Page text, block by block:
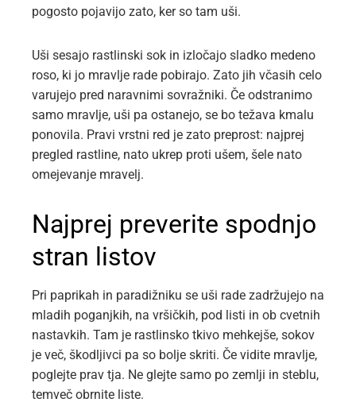
pogosto pojavijo zato, ker so tam uši.
Uši sesajo rastlinski sok in izločajo sladko medeno
roso, ki jo mravlje rade pobirajo. Zato jih včasih celo
varujejo pred naravnimi sovražniki. Če odstranimo
samo mravlje, uši pa ostanejo, se bo težava kmalu
ponovila. Pravi vrstni red je zato preprost: najprej
pregled rastline, nato ukrep proti ušem, šele nato
omejevanje mravelj.
Najprej preverite spodnjo
stran listov
Pri paprikah in paradižniku se uši rade zadržujejo na
mladih poganjkih, na vršičkih, pod listi in ob cvetnih
nastavkih. Tam je rastlinsko tkivo mehkejše, sokov
je več, škodljivci pa so bolje skriti. Če vidite mravlje,
poglejte prav tja. Ne glejte samo po zemlji in steblu,
temveč obrnite liste.